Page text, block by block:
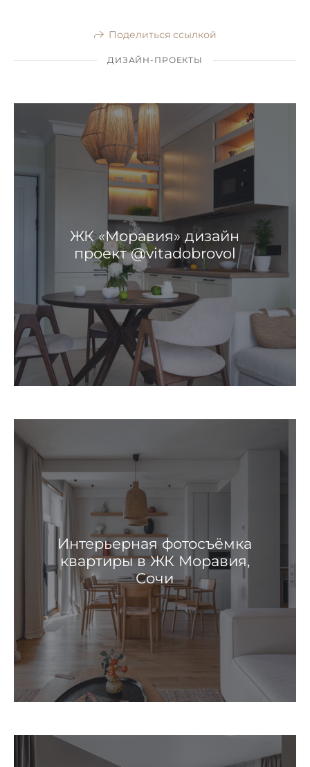
Поделиться ссылкой
ДИЗАЙН-ПРОЕКТЫ
ЖК «Моравия» дизайн
проект @vitadobrovol
Интерьерная фотосъёмка
квартиры в ЖК Моравия,
Сочи